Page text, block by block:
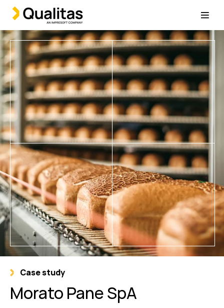
Case study
Morato Pane SpA